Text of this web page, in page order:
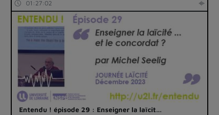
01:27:02
Entendu ! épisode 29 : Enseigner la laïcit…